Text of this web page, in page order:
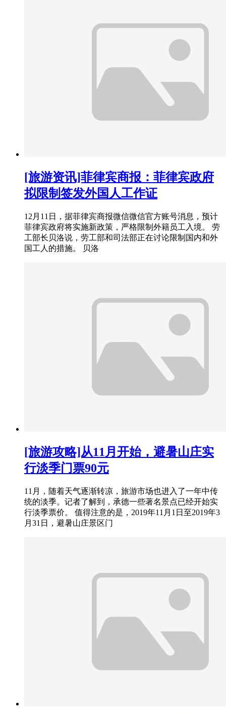
[旅游资讯]菲律宾商报：菲律宾政府
拟限制签发外国人工作证
12月11日，据菲律宾商报微信微信官方账号消息，预计
菲律宾政府将实施新政策，严格限制外籍员工入境。 劳
工部长贝洛说，劳工部和司法部正在讨论限制国内和外
国工人的措施。 贝洛
[旅游攻略]从11月开始，避暑山庄实
行淡季门票90元
11月，随着天气逐渐转凉，旅游市场也进入了一年中传
统的淡季。记者了解到，承德一些著名景点已经开始实
行淡季票价。 值得注意的是，2019年11月1日至2019年3
月31日，避暑山庄景区门